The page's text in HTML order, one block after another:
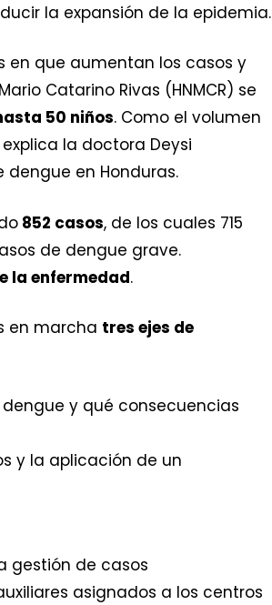
la expansión de la epidemia.
en que aumentan los casos y
Catarino Rivas (HNMCR) se
50 niños. Como el volumen
la doctora Deysi
en Honduras.
852 casos, de los cuales 715
de dengue grave.
la enfermedad.
en marcha tres ejes de
y qué consecuencias
y la aplicación de un
gestión de casos
asignados a los centros